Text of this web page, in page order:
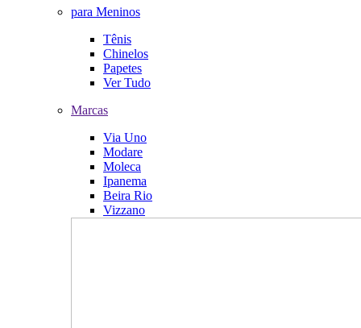
para Meninos
Tênis
Chinelos
Papetes
Ver Tudo
Marcas
Via Uno
Modare
Moleca
Ipanema
Beira Rio
Vizzano